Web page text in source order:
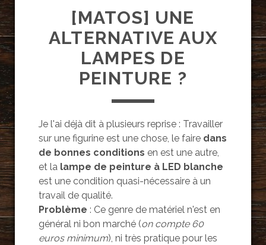
[MATOS] UNE
ALTERNATIVE AUX
LAMPES DE
PEINTURE ?
Je l'ai déjà dit à plusieurs reprise : Travailler
sur une figurine est une chose, le fairedans
de bonnes conditions en est une autre,
et lalampe de peinture à LED blanche
est une condition quasi-nécessaire à un
travail de qualité.
Problème : Ce genre de matériel n'est en
général ni bon marché (on compte 60
euros minimum), ni très pratique pour les